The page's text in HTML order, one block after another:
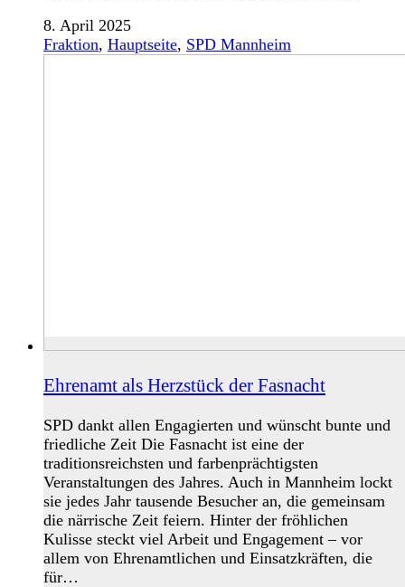
8. April 2025
Fraktion, Hauptseite, SPD Mannheim
Ehrenamt als Herzstück der Fasnacht
SPD dankt allen Engagierten und wünscht bunte und
friedliche Zeit Die Fasnacht ist eine der
traditionsreichsten und farbenprächtigsten
Veranstaltungen des Jahres. Auch in Mannheim lockt
sie jedes Jahr tausende Besucher an, die gemeinsam
die närrische Zeit feiern. Hinter der fröhlichen
Kulisse steckt viel Arbeit und Engagement – vor
allem von Ehrenamtlichen und Einsatzkräften, die
für…